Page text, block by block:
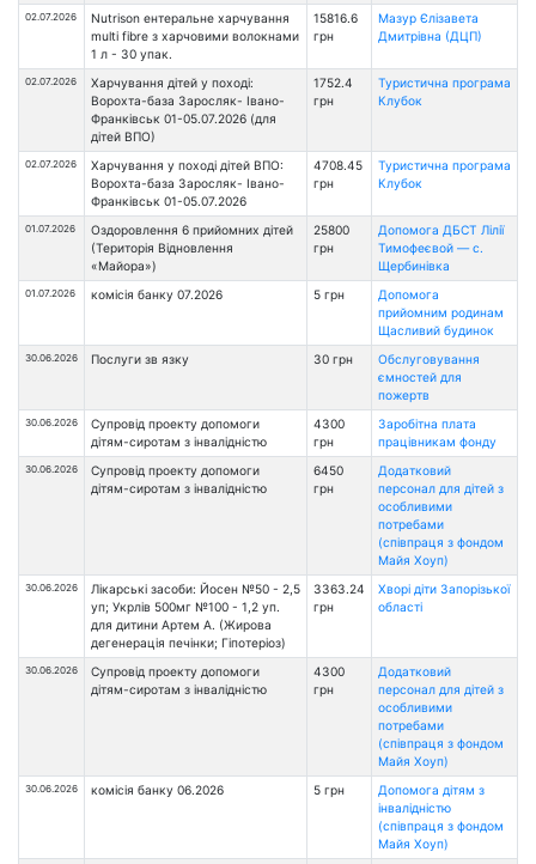
02.07.2026
Nutrison ентеральне харчування
multi fibre з харчовими волокнами
1 л - 30 упак.
15816.6
грн
Мазур Єлізавета
Дмитрівна (ДЦП)
02.07.2026
Харчування дітей у поході:
Ворохта-база Заросляк- Івано-
Франківськ 01-05.07.2026 (для
дітей ВПО)
1752.4
грн
Туристична програма
Клубок
02.07.2026
Харчування у поході дітей ВПО:
Ворохта-база Заросляк- Івано-
Франківськ 01-05.07.2026
4708.45
грн
Туристична програма
Клубок
01.07.2026
Оздоровлення 6 прийомних дітей
(Територія Відновлення
«Майора»)
25800
грн
Допомога ДБСТ Лілії
Тимофеєвой — с.
Щербинівка
01.07.2026 комісія банку 07.2026 5 грн
Допомога
прийомним родинам
Щасливий будинок
30.06.2026 Послуги зв язку 30 грн
Обслуговування
ємностей для
пожертв
30.06.2026
Супровід проекту допомоги
дітям-сиротам з інвалідністю
4300
грн
Заробітна плата
працівникам фонду
30.06.2026
Супровід проекту допомоги
дітям-сиротам з інвалідністю
6450
грн
Додатковий
персонал для дітей з
особливими
потребами
(співпраця з фондом
Майя Хоуп)
30.06.2026
Лікарські засоби: Йосен №50 - 2,5
уп; Укрлів 500мг №100 - 1,2 уп.
для дитини Артем А. (Жирова
дегенерація печінки; Гіпотеріоз)
3363.24
грн
Хворі діти Запорізької
області
30.06.2026
Супровід проекту допомоги
дітям-сиротам з інвалідністю
4300
грн
Додатковий
персонал для дітей з
особливими
потребами
(співпраця з фондом
Майя Хоуп)
30.06.2026 комісія банку 06.2026 5 грн
Допомога дітям з
інвалідністю
(співпраця з фондом
Майя Хоуп)